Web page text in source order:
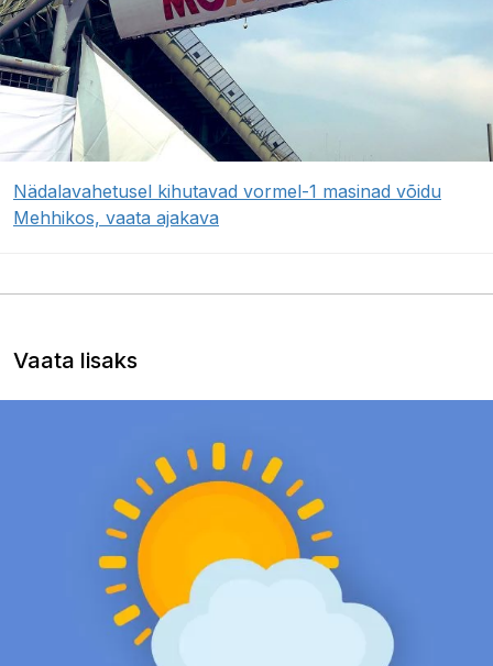
Nädalavahetusel kihutavad vormel-1 masinad võidu
Mehhikos, vaata ajakava
Vaata lisaks